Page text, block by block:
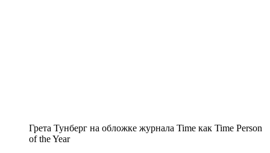
Грета Тунберг на обложке журнала Time как Time Person
of the Year